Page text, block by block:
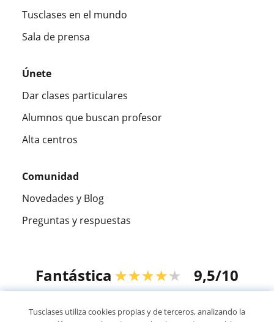
Tusclases en el mundo
Sala de prensa
Únete
Dar clases particulares
Alumnos que buscan profesor
Alta centros
Comunidad
Novedades y Blog
Preguntas y respuestas
Fantástica ★★★★★ 9,5/10
Tusclases utiliza cookies propias y de terceros, analizando la